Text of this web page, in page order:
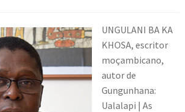
UNGULANI BA KA
KHOSA, escritor
moçambicano,
autor de
Gungunhana:
Ualalapi | As